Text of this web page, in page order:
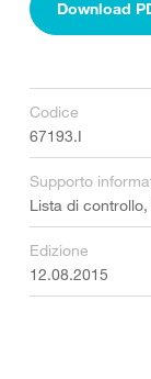
Download
Codice
67193.I
Supporto
Lista di
Edizione
12.08.2015